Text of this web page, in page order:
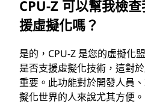
CPU-Z 可以幫我檢
援虛擬化嗎？
是的，CPU-Z 是您的虛擬化
是否支援虛擬化技術，這對
重要。此功能對於開發人員
擬化世界的人來說尤其方便。